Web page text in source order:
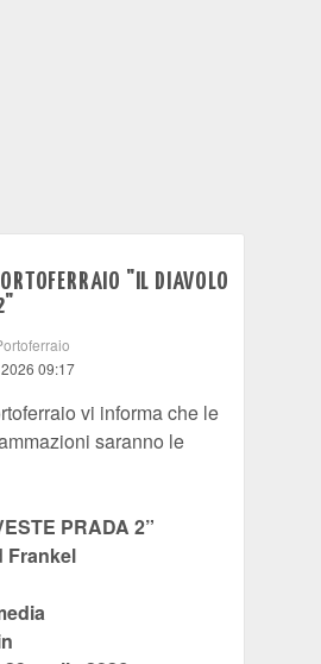
"IL DIAVOLO
09:17
vi informa che le
saranno le
PRADA 2”
Frankel